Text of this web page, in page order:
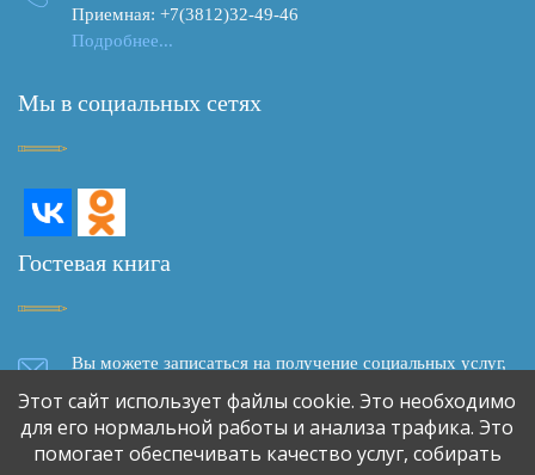
Приемная: +7(3812)32-49-46
Подробнее...
Мы в социальных сетях
Гостевая книга
Вы можете записаться на получение социальных услуг,
задать вопрос, написать отзыв о качестве социального
обслуживания, сделать предложение о сотрудничестве,
используя форму обратной связи
Этот сайт использует файлы cookie. Это необходимо
для его нормальной работы и анализа трафика. Это
помогает обеспечивать качество услуг, собирать